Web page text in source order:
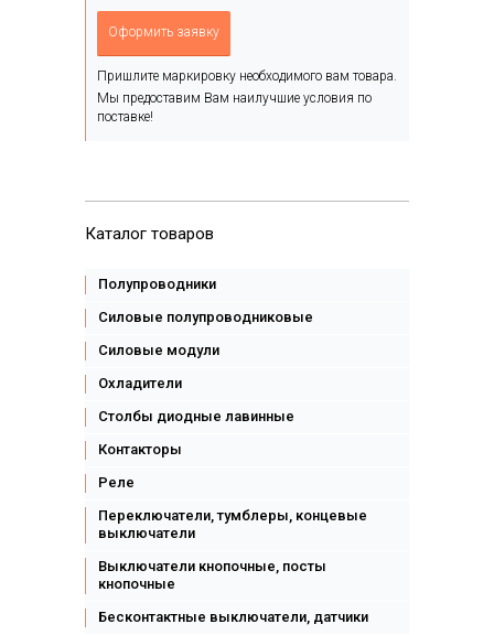
Оформить заявку
Пришлите маркировку необходимого вам товара.
Мы предоставим Вам наилучшие условия по
поставке!
Каталог товаров
Полупроводники
Силовые полупроводниковые
Силовые модули
Охладители
Столбы диодные лавинные
Контакторы
Реле
Переключатели, тумблеры, концевые
выключатели
Выключатели кнопочные, посты
кнопочные
Бесконтактные выключатели, датчики